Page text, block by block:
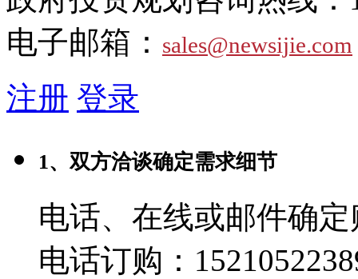
电子邮箱： sales@newsijie.com
注册 登录
1、双方洽谈确定需求细节
电话、在线或邮件确
电话订购：